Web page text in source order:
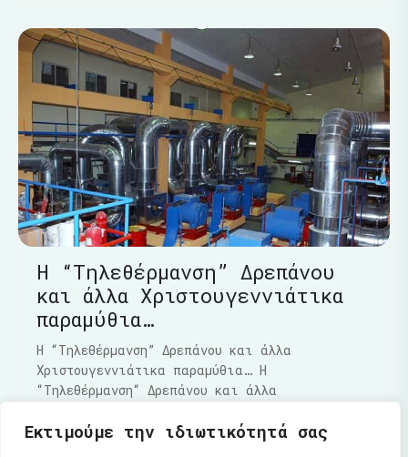
Εκτιμούμε την ιδιωτικότητά σας
Η “Τηλεθέρμανση” Δρεπάνου
και άλλα Χριστουγεννιάτικα
παραμύθια…
Η “Τηλεθέρμανση” Δρεπάνου και άλλα
Χριστουγεννιάτικα παραμύθια… Η
“Τηλεθέρμανση“ Δρεπάνου και άλλα